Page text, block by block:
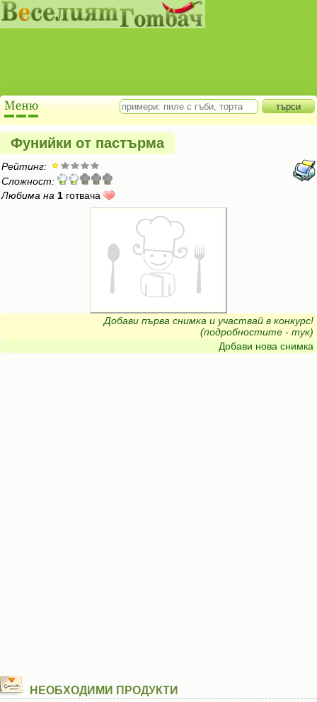
Фунийки от пастърма
Рейтинг:
Сложност:
Любима на 1 готвача
Добави първа снимка и участвай в конкурс!
(подробностите - тук)
Добави нова снимка
НЕОБХОДИМИ ПРОДУКТИ